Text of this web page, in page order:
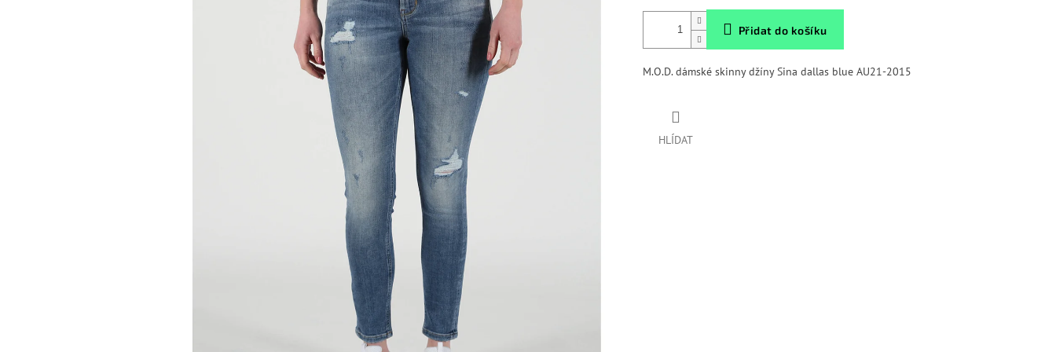
Přidat do košíku
M.O.D. dámské skinny džíny Sina dallas blue AU21-2015
HLÍDAT